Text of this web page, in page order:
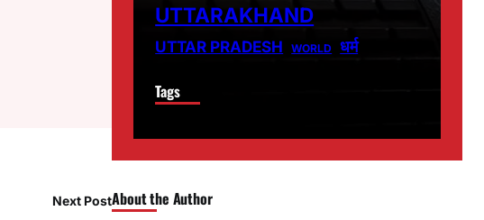
Next Post
UTTARAKHAND
UTTAR PRADESH WORLD धर्म
Tags
About the Author